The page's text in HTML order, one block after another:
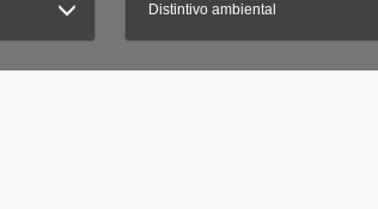
Distintivo ambiental